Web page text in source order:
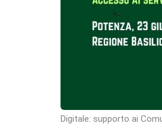
Digitale: supporto ai